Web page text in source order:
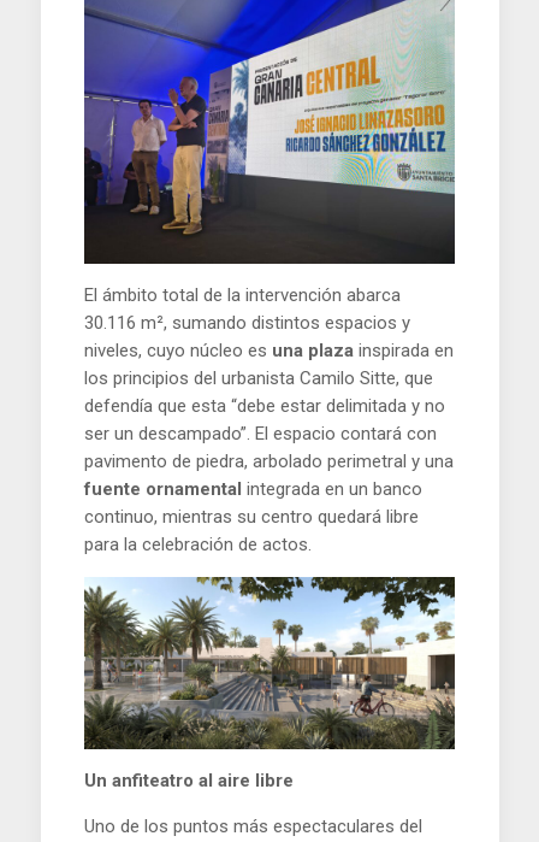
El ámbito total de la intervención abarca
30.116 m², sumando distintos espacios y
niveles, cuyo núcleo es una plazainspirada en
los principios del urbanista Camilo Sitte, que
defendía que esta “debe estar delimitada y no
ser un descampado”. El espacio contará con
pavimento de piedra, arbolado perimetral y una
fuente ornamentalintegrada en un banco
continuo, mientras su centro quedará libre
para la celebración de actos.
Un anfiteatro al aire libre
Uno de los puntos más espectaculares del